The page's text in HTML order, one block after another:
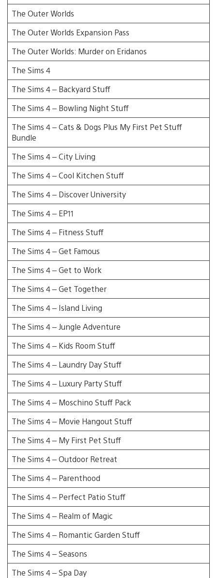
The Outer Worlds
The Outer Worlds Expansion Pass
The Outer Worlds: Murder on Eridanos
The Sims 4
The Sims 4 – Backyard Stuff
The Sims 4 – Bowling Night Stuff
The Sims 4 – Cats & Dogs Plus My First Pet Stuff
Bundle
The Sims 4 – City Living
The Sims 4 – Cool Kitchen Stuff
The Sims 4 – Discover University
The Sims 4 – EP11
The Sims 4 – Fitness Stuff
The Sims 4 – Get Famous
The Sims 4 – Get to Work
The Sims 4 – Get Together
The Sims 4 – Island Living
The Sims 4 – Jungle Adventure
The Sims 4 – Kids Room Stuff
The Sims 4 – Laundry Day Stuff
The Sims 4 – Luxury Party Stuff
The Sims 4 – Moschino Stuff Pack
The Sims 4 – Movie Hangout Stuff
The Sims 4 – My First Pet Stuff
The Sims 4 – Outdoor Retreat
The Sims 4 – Parenthood
The Sims 4 – Perfect Patio Stuff
The Sims 4 – Realm of Magic
The Sims 4 – Romantic Garden Stuff
The Sims 4 – Seasons
The Sims 4 – Spa Day